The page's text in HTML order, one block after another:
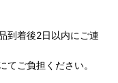
到着後2日以内にご連
てご負担ください。